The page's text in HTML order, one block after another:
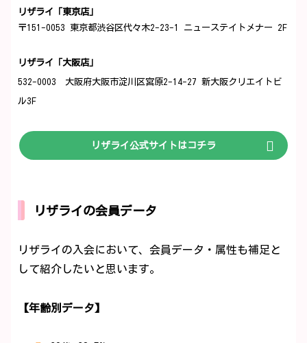
リザライ「東京店」
〒151-0053 東京都渋谷区代々木2-23-1 ニューステイトメナー 2F
リザライ「大阪店」
532-0003 大阪府大阪市淀川区宮原2-14-27 新大阪クリエイトビ
ル3F
リザライ公式サイトはコチラ
リザライの会員データ
リザライの入会において、会員データ・属性も補足と
して紹介したいと思います。
【年齢別データ】